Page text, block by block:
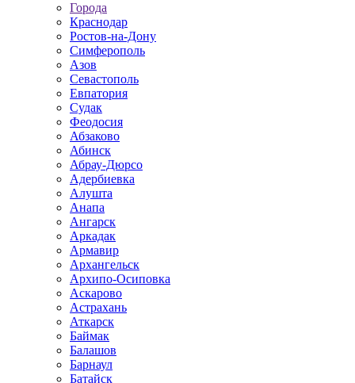
Города
Краснодар
Ростов-на-Дону
Симферополь
Азов
Севастополь
Евпатория
Судак
Феодосия
Абзаково
Абинск
Абрау-Дюрсо
Адербиевка
Алушта
Анапа
Ангарск
Аркадак
Армавир
Архангельск
Архипо-Осиповка
Аскарово
Астрахань
Аткарск
Баймак
Балашов
Барнаул
Батайск